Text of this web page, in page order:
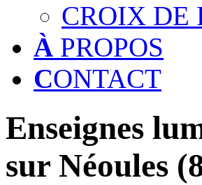
CROIX DE
À PROPOS
CONTACT
Enseignes
sur Néoules